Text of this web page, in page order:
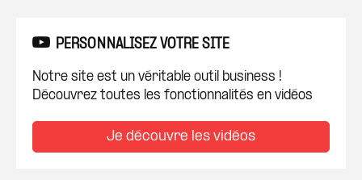
PERSONNALISEZ VOTRE SITE
Notre site est un véritable outil business !
Découvrez toutes les fonctionnalités en vidéos
Je découvre les vidéos